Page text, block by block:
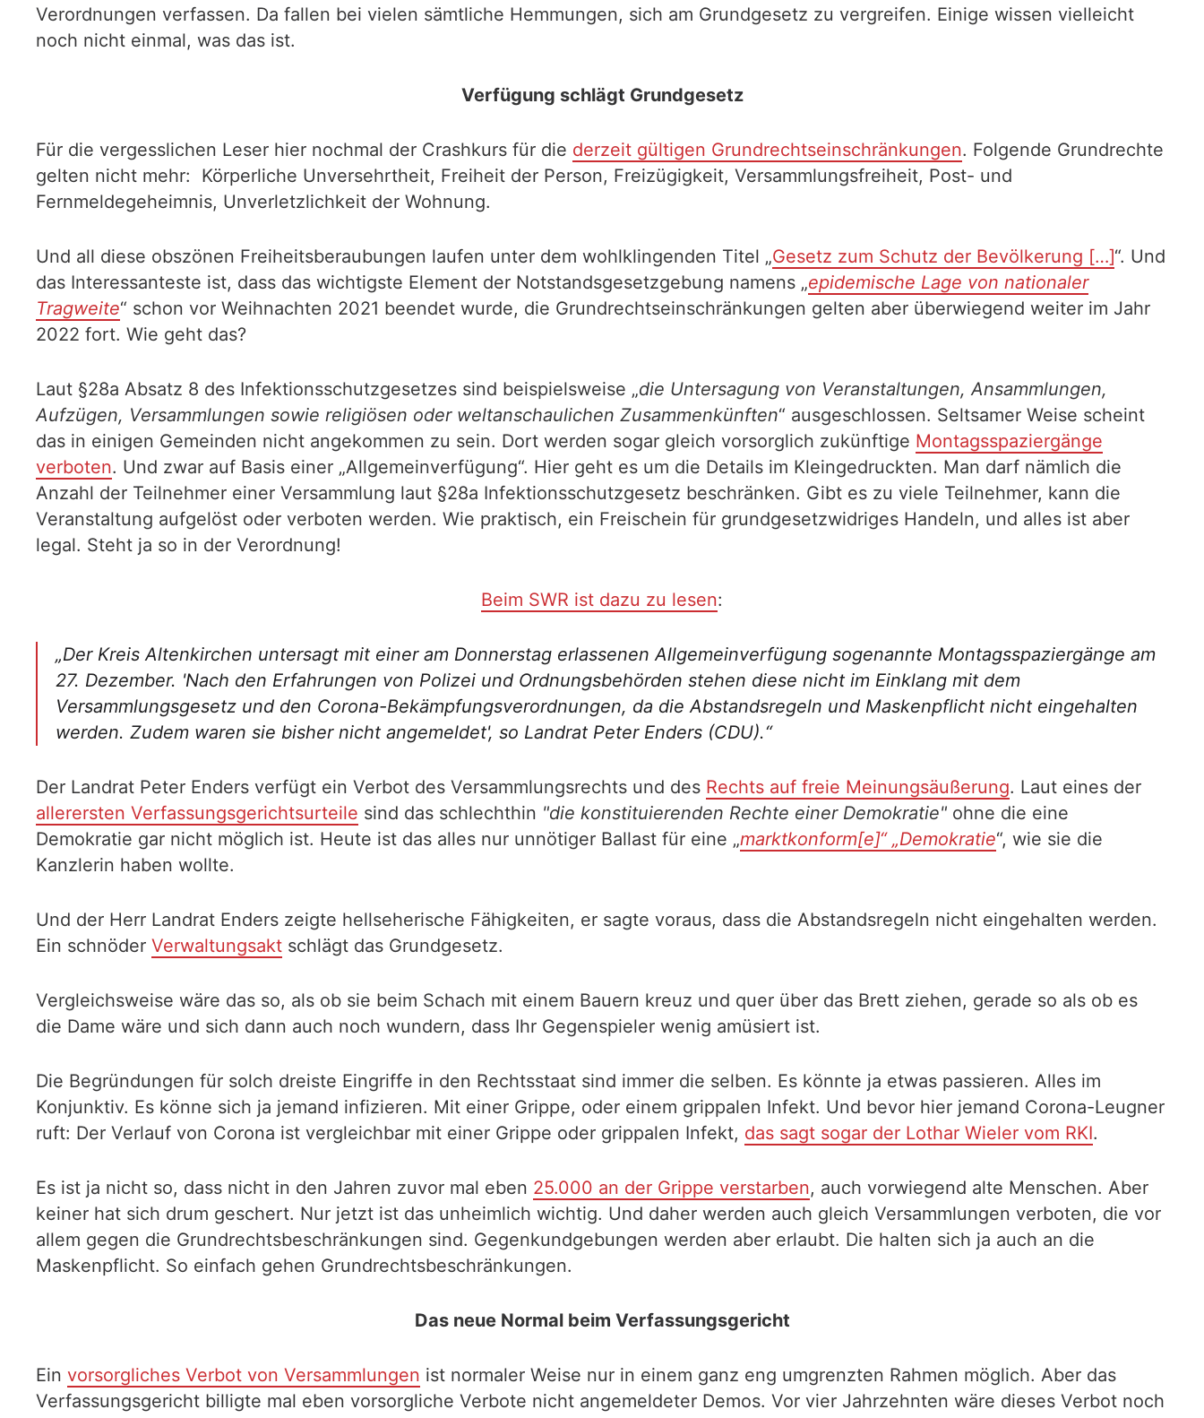
Verordnungen verfassen. Da fallen bei vielen sämtliche Hemmungen, sich am Grundgesetz zu vergreifen. Einige wissen vielleicht
noch nicht einmal, was das ist.
Verfügung schlägt Grundgesetz
Für die vergesslichen Leser hier nochmal der Crashkurs für die derzeit gültigen Grundrechtseinschränkungen. Folgende Grundrechte
gelten nicht mehr: Körperliche Unversehrtheit, Freiheit der Person, Freizügigkeit, Versammlungsfreiheit, Post- und
Fernmeldegeheimnis, Unverletzlichkeit der Wohnung.
Und all diese obszönen Freiheitsberaubungen laufen unter dem wohlklingenden Titel „Gesetz zum Schutz der Bevölkerung […]“. Und
das Interessanteste ist, dass das wichtigste Element der Notstandsgesetzgebung namens „epidemische Lage von nationaler
Tragweite“ schon vor Weihnachten 2021 beendet wurde, die Grundrechtseinschränkungen gelten aber überwiegend weiter im Jahr
2022 fort. Wie geht das?
Laut §28a Absatz 8 des Infektionsschutzgesetzes sind beispielsweise „die Untersagung von Veranstaltungen, Ansammlungen,
Aufzügen, Versammlungen sowie religiösen oder weltanschaulichen Zusammenkünften“ ausgeschlossen. Seltsamer Weise scheint
das in einigen Gemeinden nicht angekommen zu sein. Dort werden sogar gleich vorsorglich zukünftige Montagsspaziergänge
verboten. Und zwar auf Basis einer „Allgemeinverfügung“. Hier geht es um die Details im Kleingedruckten. Man darf nämlich die
Anzahl der Teilnehmer einer Versammlung laut §28a Infektionsschutzgesetz beschränken. Gibt es zu viele Teilnehmer, kann die
Veranstaltung aufgelöst oder verboten werden. Wie praktisch, ein Freischein für grundgesetzwidriges Handeln, und alles ist aber
legal. Steht ja so in der Verordnung!
Beim SWR ist dazu zu lesen:
„Der Kreis Altenkirchen untersagt mit einer am Donnerstag erlassenen Allgemeinverfügung sogenannte Montagsspaziergänge am
27. Dezember. 'Nach den Erfahrungen von Polizei und Ordnungsbehörden stehen diese nicht im Einklang mit dem
Versammlungsgesetz und den Corona-Bekämpfungsverordnungen, da die Abstandsregeln und Maskenpflicht nicht eingehalten
werden. Zudem waren sie bisher nicht angemeldet', so Landrat Peter Enders (CDU).“
Der Landrat Peter Enders verfügt ein Verbot des Versammlungsrechts und des Rechts auf freie Meinungsäußerung. Laut eines der
allerersten Verfassungsgerichtsurteile sind das schlechthin "die konstituierenden Rechte einer Demokratie" ohne die eine
Demokratie gar nicht möglich ist. Heute ist das alles nur unnötiger Ballast für eine „marktkonform[e]“ „Demokratie“, wie sie die
Kanzlerin haben wollte.
Und der Herr Landrat Enders zeigte hellseherische Fähigkeiten, er sagte voraus, dass die Abstandsregeln nicht eingehalten werden.
Ein schnöder Verwaltungsakt schlägt das Grundgesetz.
Vergleichsweise wäre das so, als ob sie beim Schach mit einem Bauern kreuz und quer über das Brett ziehen, gerade so als ob es
die Dame wäre und sich dann auch noch wundern, dass Ihr Gegenspieler wenig amüsiert ist.
Die Begründungen für solch dreiste Eingriffe in den Rechtsstaat sind immer die selben. Es könnte ja etwas passieren. Alles im
Konjunktiv. Es könne sich ja jemand infizieren. Mit einer Grippe, oder einem grippalen Infekt. Und bevor hier jemand Corona-Leugner
ruft: Der Verlauf von Corona ist vergleichbar mit einer Grippe oder grippalen Infekt, das sagt sogar der Lothar Wieler vom RKI.
Es ist ja nicht so, dass nicht in den Jahren zuvor mal eben 25.000 an der Grippe verstarben, auch vorwiegend alte Menschen. Aber
keiner hat sich drum geschert. Nur jetzt ist das unheimlich wichtig. Und daher werden auch gleich Versammlungen verboten, die vor
allem gegen die Grundrechtsbeschränkungen sind. Gegenkundgebungen werden aber erlaubt. Die halten sich ja auch an die
Maskenpflicht. So einfach gehen Grundrechtsbeschränkungen.
Das neue Normal beim Verfassungsgericht
Ein vorsorgliches Verbot von Versammlungen ist normaler Weise nur in einem ganz eng umgrenzten Rahmen möglich. Aber das
Verfassungsgericht billigte mal eben vorsorgliche Verbote nicht angemeldeter Demos. Vor vier Jahrzehnten wäre dieses Verbot noch